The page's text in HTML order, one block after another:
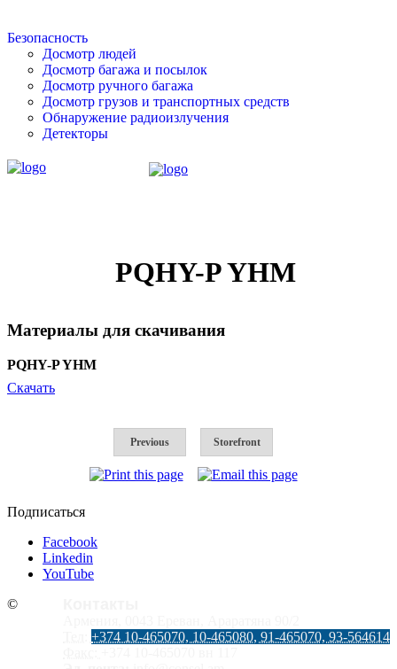
Безопасность
Досмотр людей
Досмотр багажа и посылок
Досмотр ручного багажа
Досмотр грузов и транспортных средств
Обнаружение радиоизлучения
Детекторы
PQHY-P YHM
Материалы для скачивания
PQHY-P YHM
Скачать
Previous Storefront
Подписаться
Facebook
Linkedin
YouTube
+374 10-465070, 10-465080, 91-465070, 93-564614
©